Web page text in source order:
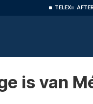
TELEX
is van